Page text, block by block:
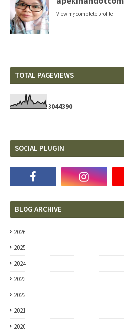
View my complete profile
TOTAL PAGEVIEWS
3044390
SOCIAL PLUGIN
BLOG ARCHIVE
2026
2025
2024
2023
2022
2021
2020